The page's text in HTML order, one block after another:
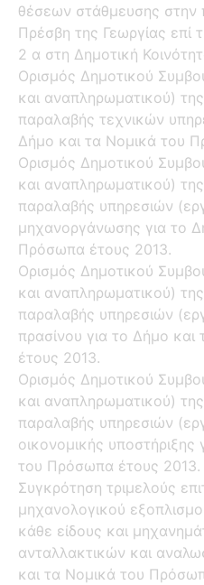
θέσεων στάθμευσης στην
Πρέσβη της Γεωργίας επί
2 α στη Δημοτική
Ορισμός Δημοτικού
και αναπληρωματικού)
παραλαβής τεχνικών
Δήμο και τα Νομικά του
Ορισμός Δημοτικού
και αναπληρωματικού)
παραλαβής υπηρεσιών
μηχανοργάνωσης για το
Πρόσωπα έτους 2013.
Ορισμός Δημοτικού
και αναπληρωματικού)
παραλαβής υπηρεσιών
πρασίνου για το Δήμο
έτους 2013.
Ορισμός Δημοτικού
και αναπληρωματικού)
παραλαβής υπηρεσιών
οικονομικής
του Πρόσωπα έτους 2013.
Συγκρότηση τριμελούς
μηχανολογικού
κάθε είδους και
ανταλλακτικών και
και τα Νομικά του